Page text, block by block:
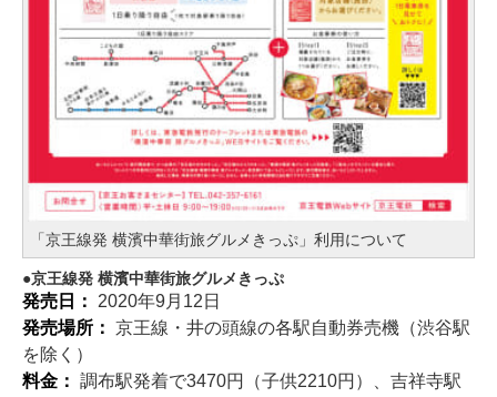
「京王線発 横濱中華街旅グルメきっぷ」利用について
京王線発 横濱中華街旅グルメきっぷ
発売日： 2020年9月12日
発売場所： 京王線・井の頭線の各駅自動券売機（渋谷駅
を除く）
料金： 調布駅発着で3470円（子供2210円）、吉祥寺駅